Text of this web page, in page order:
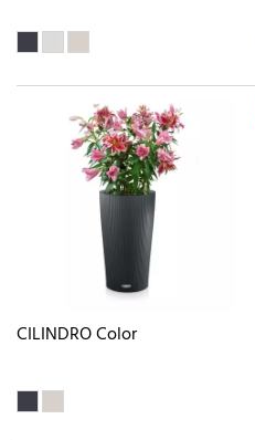
CILINDRO Color